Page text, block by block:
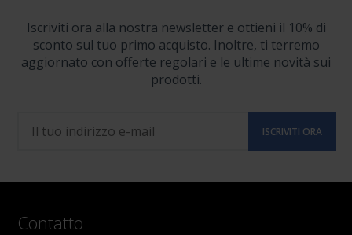
Iscriviti ora alla nostra newsletter e ottieni il 10% di
sconto sul tuo primo acquisto. Inoltre, ti terremo
aggiornato con offerte regolari e le ultime novità sui
prodotti.
Contatto